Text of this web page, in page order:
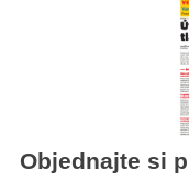
Objednajte si